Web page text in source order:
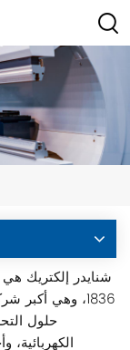
شنايدر إلكتريك
1836، وهي
حلول